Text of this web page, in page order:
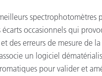
spectrophotomètres
écarts occasionnels qui
des erreurs de mesure de
un logiciel
pour valider et